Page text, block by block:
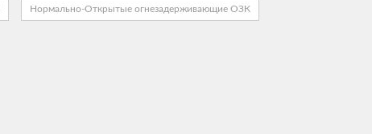
Нормально-Открытые огнезадерживающие ОЗК